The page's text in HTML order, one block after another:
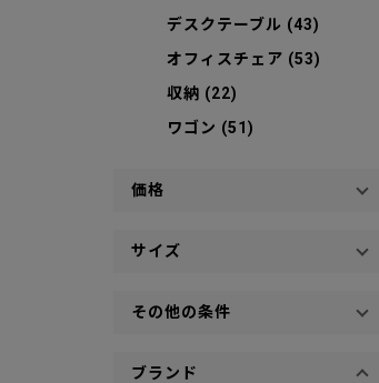
デスクテーブル (43)
オフィスチェア (53)
収納 (22)
ワゴン (51)
価格
サイズ
その他の条件
ブランド